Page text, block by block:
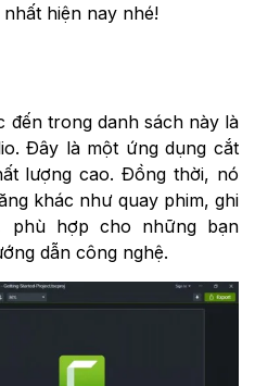
hiện nay nhé!
đến trong danh sách này là
Đây là một ứng dụng cắt
lượng cao. Đồng thời, nó
khác như quay phim, ghi
phù hợp cho những bạn
dẫn công nghệ.